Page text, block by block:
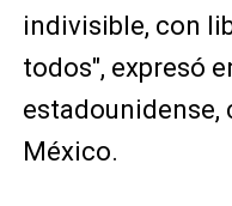
indivisible, con
todos", expresó
estadounidense,
México.